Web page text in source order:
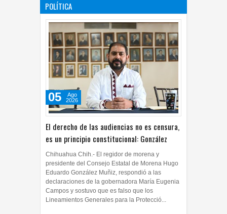
POLÍTICA
El derecho de las audiencias no es censura,
es un principio constitucional: González
05
Ago
2026
Chihuahua Chih.- El regidor de morena y
presidente del Consejo Estatal de Morena Hugo
Eduardo González Muñiz, respondió a las
declaraciones de la gobernadora María Eugenia
Campos y sostuvo que es falso que los
Lineamientos Generales para la Protecció...